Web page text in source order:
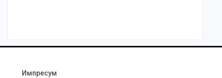
Импресум